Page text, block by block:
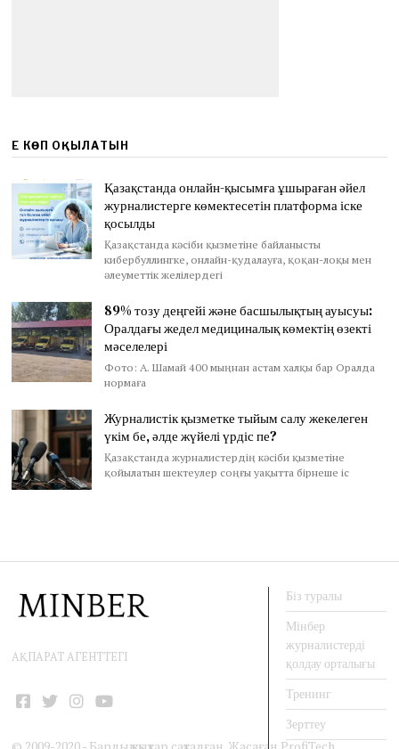
ЕҢ КӨП ОҚЫЛАТЫН
Қазақстанда онлайн-қысымға ұшыраған әйел
журналистерге көмектесетін платформа іске
қосылды
Қазақстанда кәсіби қызметіне байланысты
кибербуллингке, онлайн-қудалауға, қоқан-лоқы мен
әлеуметтік желілердегі
89% тозу деңгейі және басшылықтың ауысуы:
Оралдағы жедел медициналық көмектің өзекті
мәселелері
Фото: А. Шамай 400 мыңнан астам халқы бар Оралда
нормаға
Журналистік қызметке тыйым салу жекелеген
үкім бе, әлде жүйелі үрдіс пе?
Қазақстанда журналистердің кәсіби қызметіне
қойылатын шектеулер соңғы уақытта бірнеше іс
АҚПАРАТ АГЕНТТЕГІ
Біз туралы
Мінбер
журналистерді
қолдау орталығы
Тренинг
Зерттеу